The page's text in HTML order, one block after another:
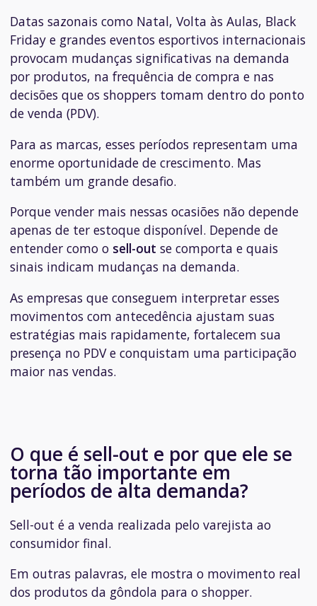
Datas sazonais como Natal, Volta às Aulas, Black
Friday e grandes eventos esportivos internacionais
provocam mudanças significativas na demanda
por produtos, na frequência de compra e nas
decisões que os shoppers tomam dentro do ponto
de venda (PDV).
Para as marcas, esses períodos representam uma
enorme oportunidade de crescimento. Mas
também um grande desafio.
Porque vender mais nessas ocasiões não depende
apenas de ter estoque disponível. Depende de
entender como o sell-out se comporta e quais
sinais indicam mudanças na demanda.
As empresas que conseguem interpretar esses
movimentos com antecedência ajustam suas
estratégias mais rapidamente, fortalecem sua
presença no PDV e conquistam uma participação
maior nas vendas.
O que é sell-out e por que ele se
torna tão importante em
períodos de alta demanda?
Sell-out é a venda realizada pelo varejista ao
consumidor final.
Em outras palavras, ele mostra o movimento real
dos produtos da gôndola para o shopper.